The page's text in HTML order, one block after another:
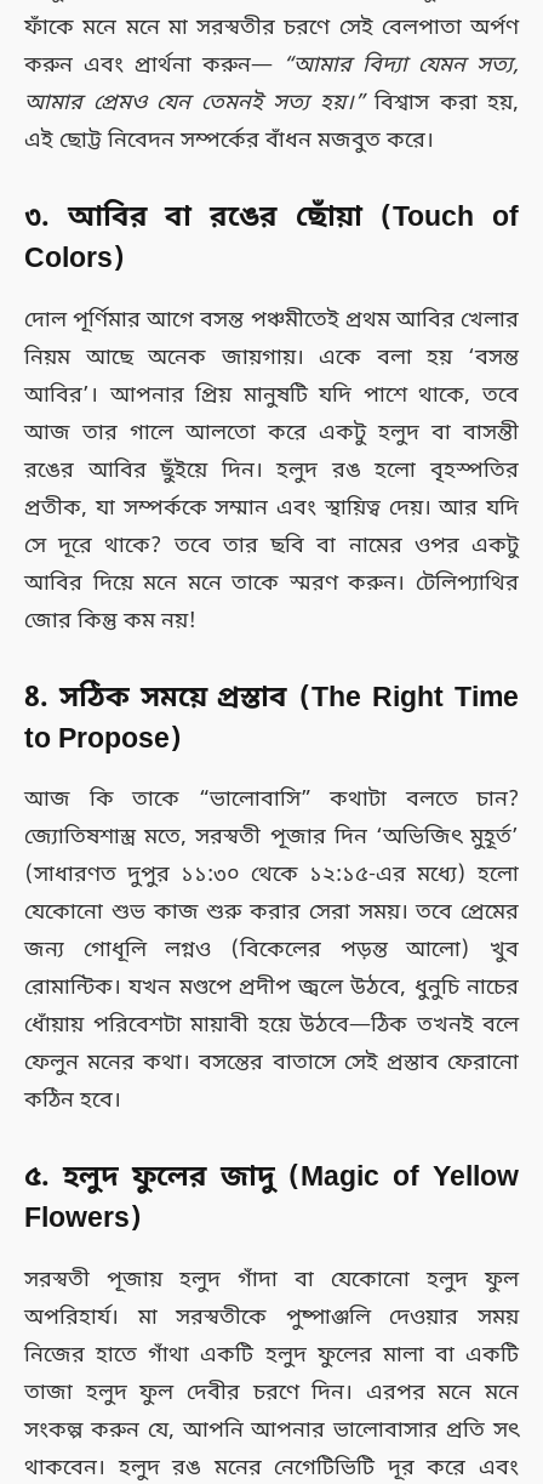
ফাঁকে মনে মনে মা সরস্বতীর চরণে সেই বেলপাতা অর্পণ
করুন এবং প্রার্থনা করুন— “আমার বিদ্যা যেমন সত্য,
আমার প্রেমও যেন তেমনই সত্য হয়।”বিশ্বাস করা হয়,
এই ছোট্ট নিবেদন সম্পর্কের বাঁধন মজবুত করে।
৩. আবির বা রঙের ছোঁয়া (Touch of
Colors)
দোল পূর্ণিমার আগে বসন্ত পঞ্চমীতেই প্রথম আবির খেলার
নিয়ম আছে অনেক জায়গায়। একে বলা হয় ‘বসন্ত
আবির’। আপনার প্রিয় মানুষটি যদি পাশে থাকে, তবে
আজ তার গালে আলতো করে একটু হলুদ বা বাসন্তী
রঙের আবির ছুঁইয়ে দিন। হলুদ রঙ হলো বৃহস্পতির
প্রতীক, যা সম্পর্ককে সম্মান এবং স্থায়িত্ব দেয়। আর যদি
সে দূরে থাকে? তবে তার ছবি বা নামের ওপর একটু
আবির দিয়ে মনে মনে তাকে স্মরণ করুন। টেলিপ্যাথির
জোর কিন্তু কম নয়!
8. সঠিক সময়ে প্রস্তাব (The Right Time
to Propose)
আজ কি তাকে “ভালোবাসি” কথাটা বলতে চান?
জ্যোতিষশাস্ত্র মতে, সরস্বতী পূজার দিন ‘অভিজিৎ মুহূর্ত’
(সাধারণত দুপুর ১১:৩০ থেকে ১২:১৫-এর মধ্যে) হলো
যেকোনো শুভ কাজ শুরু করার সেরা সময়। তবে প্রেমের
জন্য গোধূলি লগ্নও (বিকেলের পড়ন্ত আলো) খুব
রোমান্টিক। যখন মণ্ডপে প্রদীপ জ্বলে উঠবে, ধুনুচি নাচের
ধোঁয়ায় পরিবেশটা মায়াবী হয়ে উঠবে—ঠিক তখনই বলে
ফেলুন মনের কথা। বসন্তের বাতাসে সেই প্রস্তাব ফেরানো
কঠিন হবে।
৫. হলুদ ফুলের জাদু (Magic of Yellow
Flowers)
সরস্বতী পূজায় হলুদ গাঁদা বা যেকোনো হলুদ ফুল
অপরিহার্য। মা সরস্বতীকে পুষ্পাঞ্জলি দেওয়ার সময়
নিজের হাতে গাঁথা একটি হলুদ ফুলের মালা বা একটি
তাজা হলুদ ফুল দেবীর চরণে দিন। এরপর মনে মনে
সংকল্প করুন যে, আপনি আপনার ভালোবাসার প্রতি সৎ
থাকবেন। হলুদ রঙ মনের নেগেটিভিটি দূর করে এবং